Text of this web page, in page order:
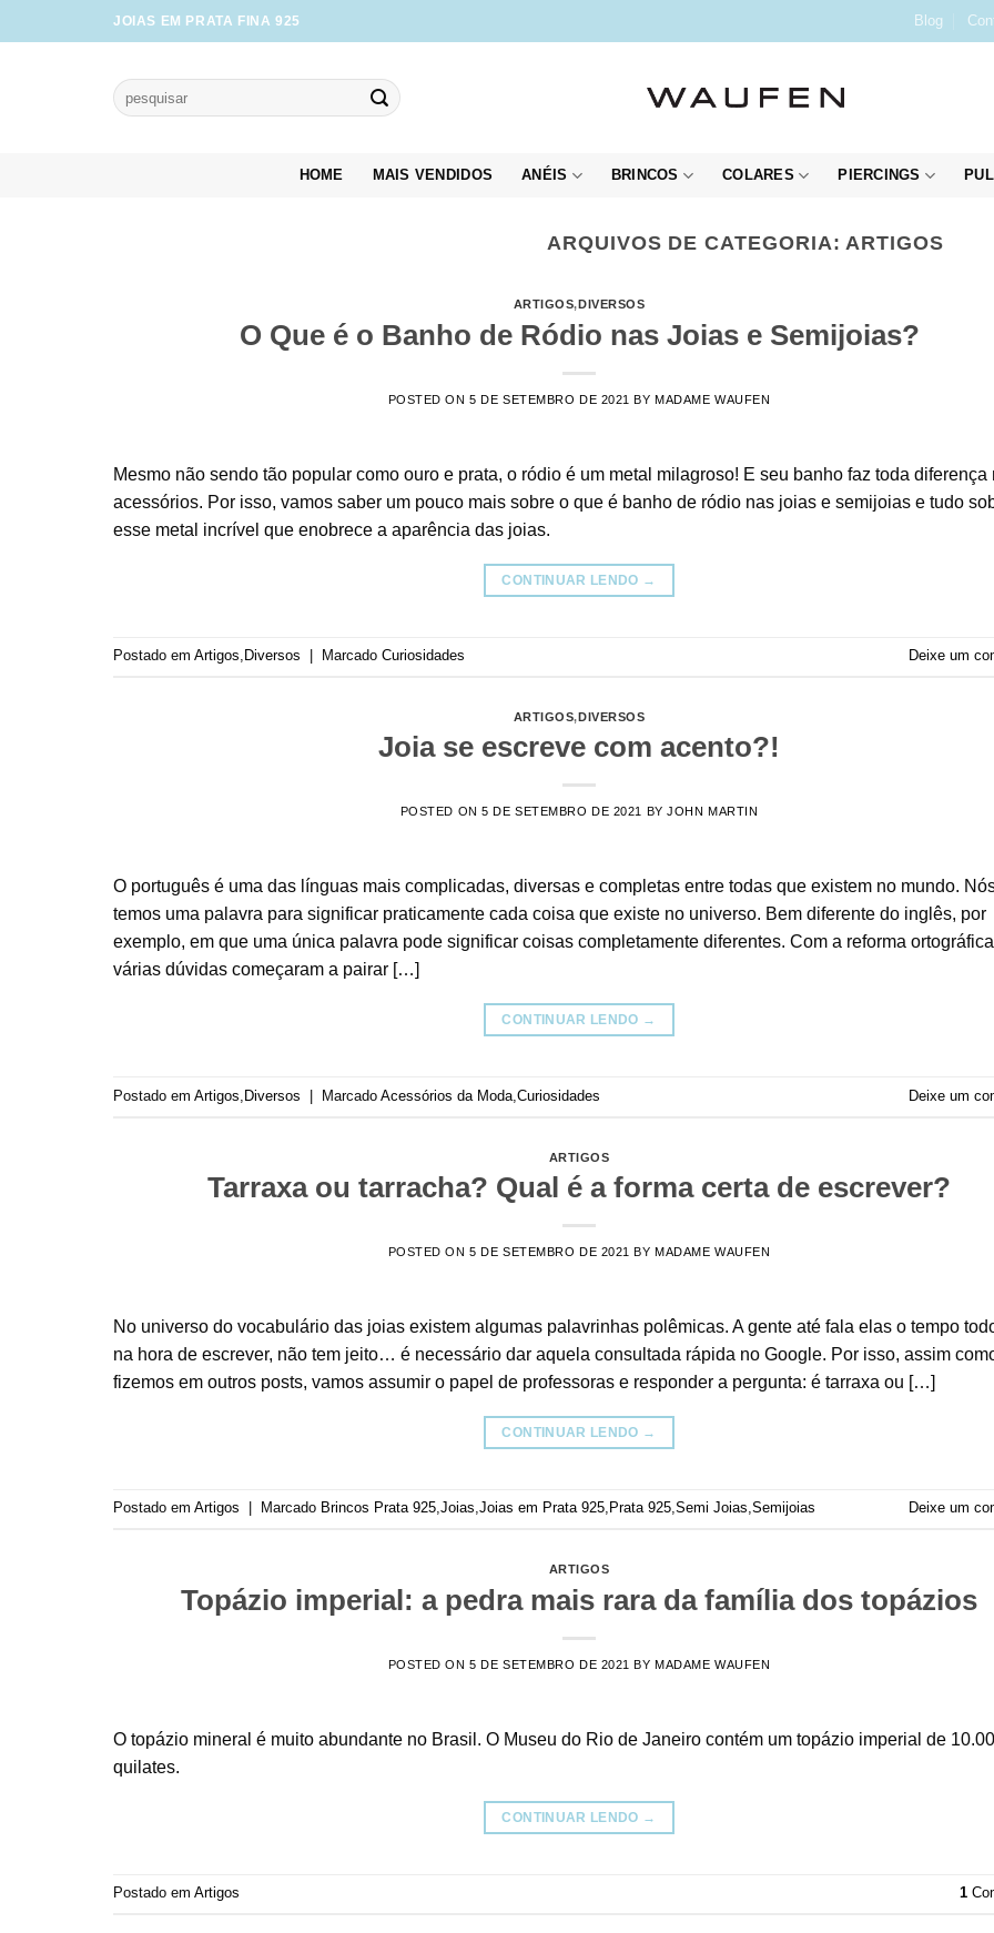
to
JOIAS EM PRATA FINA 925 Blog
Pesquisar
por:
HOME MAIS VENDIDOS ANÉIS BRINCOS COLARES PIERCINGS
ARQUIVOS DE CATEGORIA: ARTIGOS
ARTIGOS,DIVERSOS
O Que é o Banho de Ródio nas Joias e Semijoias?
POSTED ON5 DE SETEMBRO DE 2021 BYMADAME WAUFEN
Mesmo não sendo tão popular como ouro e prata, o ródio é um metal milagroso! E seu banho faz toda diferença
acessórios. Por isso, vamos saber um pouco mais sobre o que é banho de ródio nas joias e semijoias e tudo
esse metal incrível que enobrece a aparência das joias.
CONTINUAR LENDO →
Postado em Artigos, Diversos Marcado Curiosidades Deixe um
ARTIGOS,DIVERSOS
Joia se escreve com acento?!
POSTED ON5 DE SETEMBRO DE 2021 BYJOHN MARTIN
O português é uma das línguas mais complicadas, diversas e completas entre todas que existem no mundo.
temos uma palavra para significar praticamente cada coisa que existe no universo. Bem diferente do inglês, por
exemplo, em que uma única palavra pode significar coisas completamente diferentes. Com a reforma ortográfica
várias dúvidas começaram a pairar […]
CONTINUAR LENDO →
Postado em Artigos Diversos Marcado Acessórios da Moda Curiosidades Deixe um
ARTIGOS
Tarraxa ou tarracha? Qual é a forma certa de escrever?
POSTED ON5 DE SETEMBRO DE 2021 BYMADAME WAUFEN
No universo do vocabulário das joias existem algumas palavrinhas polêmicas. A gente até fala elas o tempo
na hora de escrever, não tem jeito… é necessário dar aquela consultada rápida no Google. Por isso, assim
fizemos em outros posts, vamos assumir o papel de professoras e responder a pergunta: é tarraxa ou […]
CONTINUAR LENDO →
Postado em Artigos Marcado Brincos Prata 925,Joias,Joias em Prata 925, Prata 925,Semi Joias,Semijoias Deixe um
ARTIGOS
Topázio imperial: a pedra mais rara da família dos topázios
POSTED ON5 DE SETEMBRO DE 2021 BYMADAME WAUFEN
O topázio mineral é muito abundante no Brasil. O Museu do Rio de Janeiro contém um topázio imperial de
quilates.
CONTINUAR LENDO →
Postado em Artigos 1